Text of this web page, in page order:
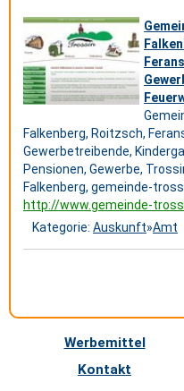
Falkenberg, Roitzsch,
Gewerbetreibende,
Pensionen, Gewerbe,
Falkenberg, gemeinde-
http://www.gemeinde-
Kategorie: Auskunft»Amt
Werbemittel
Kontakt